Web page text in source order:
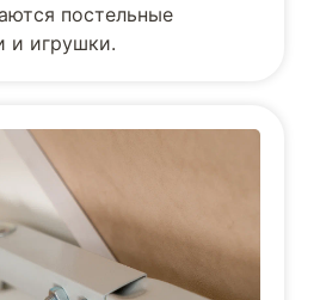
постельные
и игрушки.